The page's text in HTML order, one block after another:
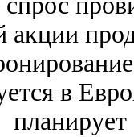
акции
в